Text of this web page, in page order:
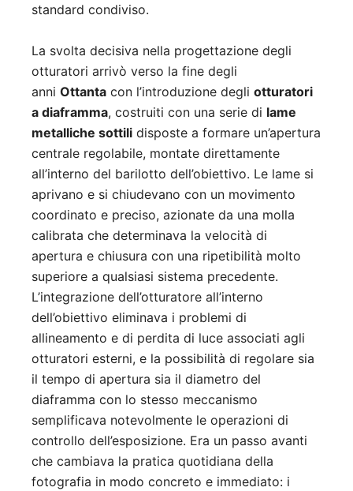
standard condiviso.
La svolta decisiva nella progettazione degli
otturatori arrivò verso la fine degli
anni Ottanta con l’introduzione degli otturatori
a diaframma, costruiti con una serie di lame
metalliche sottili disposte a formare un’apertura
centrale regolabile, montate direttamente
all’interno del barilotto dell’obiettivo. Le lame si
aprivano e si chiudevano con un movimento
coordinato e preciso, azionate da una molla
calibrata che determinava la velocità di
apertura e chiusura con una ripetibilità molto
superiore a qualsiasi sistema precedente.
L’integrazione dell’otturatore all’interno
dell’obiettivo eliminava i problemi di
allineamento e di perdita di luce associati agli
otturatori esterni, e la possibilità di regolare sia
il tempo di apertura sia il diametro del
diaframma con lo stesso meccanismo
semplificava notevolmente le operazioni di
controllo dell’esposizione. Era un passo avanti
che cambiava la pratica quotidiana della
fotografia in modo concreto e immediato: i